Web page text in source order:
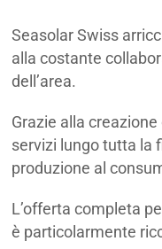
Seasolar Swiss
alla costante
dell’area.
Grazie alla
servizi lungo tutta la
produzione al
L’offerta completa
è particolarmente